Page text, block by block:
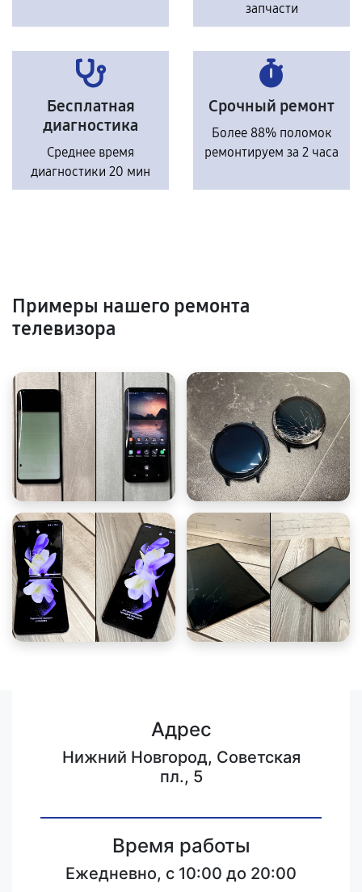
запчасти
Бесплатная
диагностика
Среднее время
диагностики 20 мин
Срочный ремонт
Более 88% поломок
ремонтируем за 2 часа
Примеры нашего ремонта
телевизора
Адрес
Нижний Новгород, Советская
пл., 5
Время работы
Ежедневно, с 10:00 до 20:00